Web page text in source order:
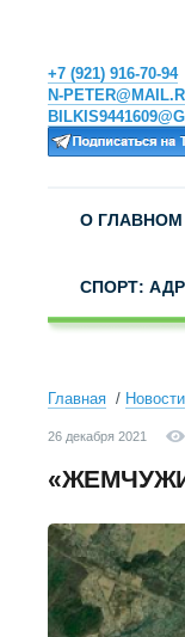
+7 (921) 916-70-94
N-
О ГЛАВНОМ
СПОРТ:
Главная Новости
26 декабря 2021